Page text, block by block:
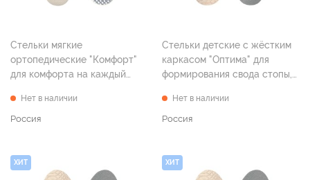
Стельки мягкие
ортопедические "Комфорт"
для комфорта на каждый
Нет в наличии
Россия
Стельки детские с жёстким
каркасом "Оптима" для
формирования свода стопы,
Нет в наличии
Россия
ХИТ ХИТ